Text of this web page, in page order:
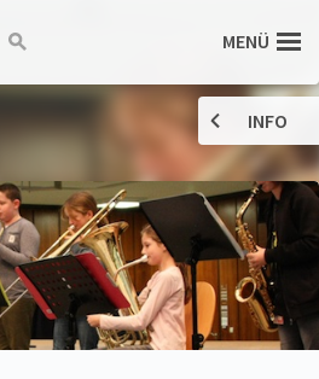
Suche
MENÜ
INFO